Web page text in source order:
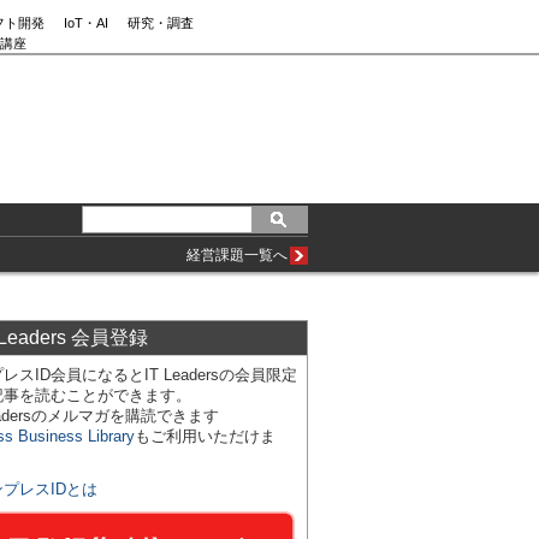
ト開発 IoT・AI
研究・調査
座
経営課題一覧へ
会員登録
スID会員になるとIT Leadersの会員限定
を読むことができます。
のメルマガを購読できます
Business Libraryもご利用いただけま
プレスIDとは